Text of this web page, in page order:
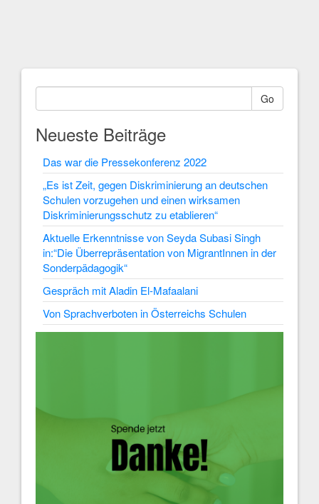
Go
Neueste Beiträge
Das war die Pressekonferenz 2022
„Es ist Zeit, gegen Diskriminierung an deutschen
Schulen vorzugehen und einen wirksamen
Diskriminierungsschutz zu etablieren“
Aktuelle Erkenntnisse von Seyda Subasi Singh
in:“Die Überrepräsentation von MigrantInnen in der
Sonderpädagogik“
Gespräch mit Aladin El-Mafaalani
Von Sprachverboten in Österreichs Schulen